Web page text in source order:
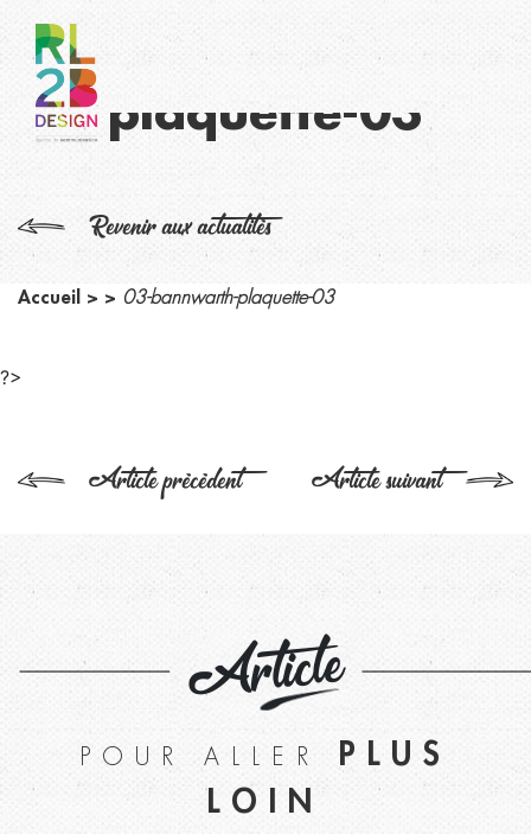
03-bannwarth-
plaquette-03
Revenir aux actualités
Accueil > > 03-bannwarth-plaquette-03
?>
Article précédent Article suivant
Article
POUR ALLER
PLUS
LOIN